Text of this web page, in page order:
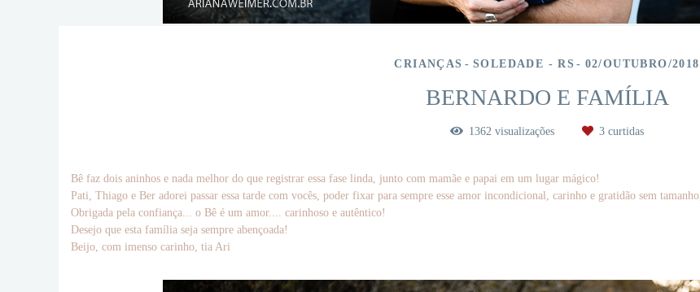
CRIANÇAS SOLEDADE - RS 02/OUTUBRO/2018
BERNARDO E FAMÍLIA
1362 visualizações 3 curtidas
Bê faz dois aninhos e nada melhor do que registrar essa fase linda, junto com mamãe e papai em um lugar mágico!
Pati, Thiago e Ber adorei passar essa tarde com vocês, poder fixar para sempre esse amor incondicional, carinho e gratidão sem
Obrigada pela confiança... o Bê é um amor.... carinhoso e autêntico!
Desejo que esta família seja sempre abençoada!
Beijo, com imenso carinho, tia Ari